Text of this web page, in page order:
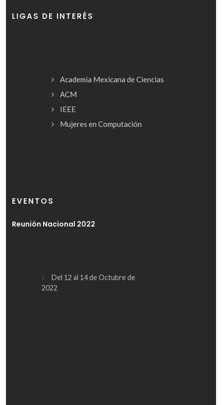
LIGAS DE INTERÉS
Academia Mexicana de Ciencias
ACM
IEEE
Mujeres en Computación
EVENTOS
Reunión Nacional 2022
Del 12 al 14 de Octubre de
2022